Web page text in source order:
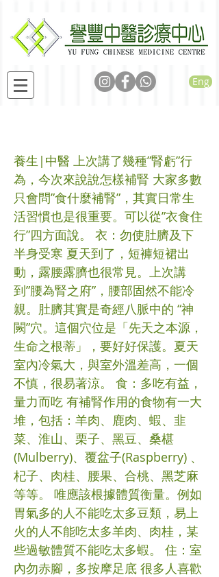
Eng
養生|中醫 上次講了幾種”腎虧”行
為，今次來說說怎樣補腎 大家多數
只會問”食什麼補腎”，其實日常生
活習慣也是很重要。可以從”衣食住
行”四方面說。 衣：勿使肚臍及下
半身受寒 夏天到了，短褲短裙出
動，露腰露臍也很常見。上次講
到”腰為腎之府”，腰部固然不能冷
親。肚臍其實是奇經八脈中的 “神
闕”穴。這個穴位是「先天之本源，
生命之根蒂」，要好好保護。夏天
室內冷氣大，與室外溫差高，一個
不慎，很易著涼。 食：多吃有益，
量力而吃 有補腎作用的食物有一大
堆，包括：羊肉、鹿肉、蝦、韭
菜、淮山、栗子、黑豆、桑椹
(Mulberry)、覆盆子(Raspberry) 、
杞子、肉桂、腰果、合桃、黑芝麻
等等。 唯應該根據體質衡量。例如
胃氣多的人不能吃太多豆類，易上
火的人不能吃太多羊肉、肉桂，某
些過敏體質不能吃太多蝦。 住：室
內勿赤腳，多按摩足底 很多人喜歡